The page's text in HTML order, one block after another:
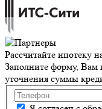
Рассчитайте ипотеку
Заполните форму, Вам
уточнения суммы